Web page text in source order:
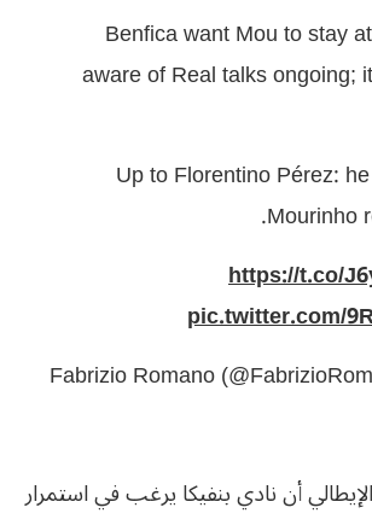
Benfica want Mou to stay
aware of Real talks ongoing;
Up to Florentino Pérez:
Mourinho
https://t.co/
pic.twitter.com/
أن نادي بنفيكا يرغب في استمرار